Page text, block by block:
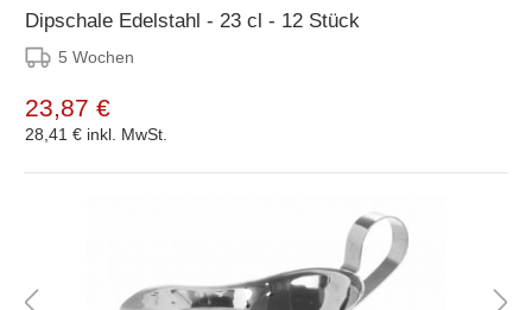
Dipschale Edelstahl - 23 cl - 12 Stück
5 Wochen
23,87 €
28,41 € inkl. MwSt.